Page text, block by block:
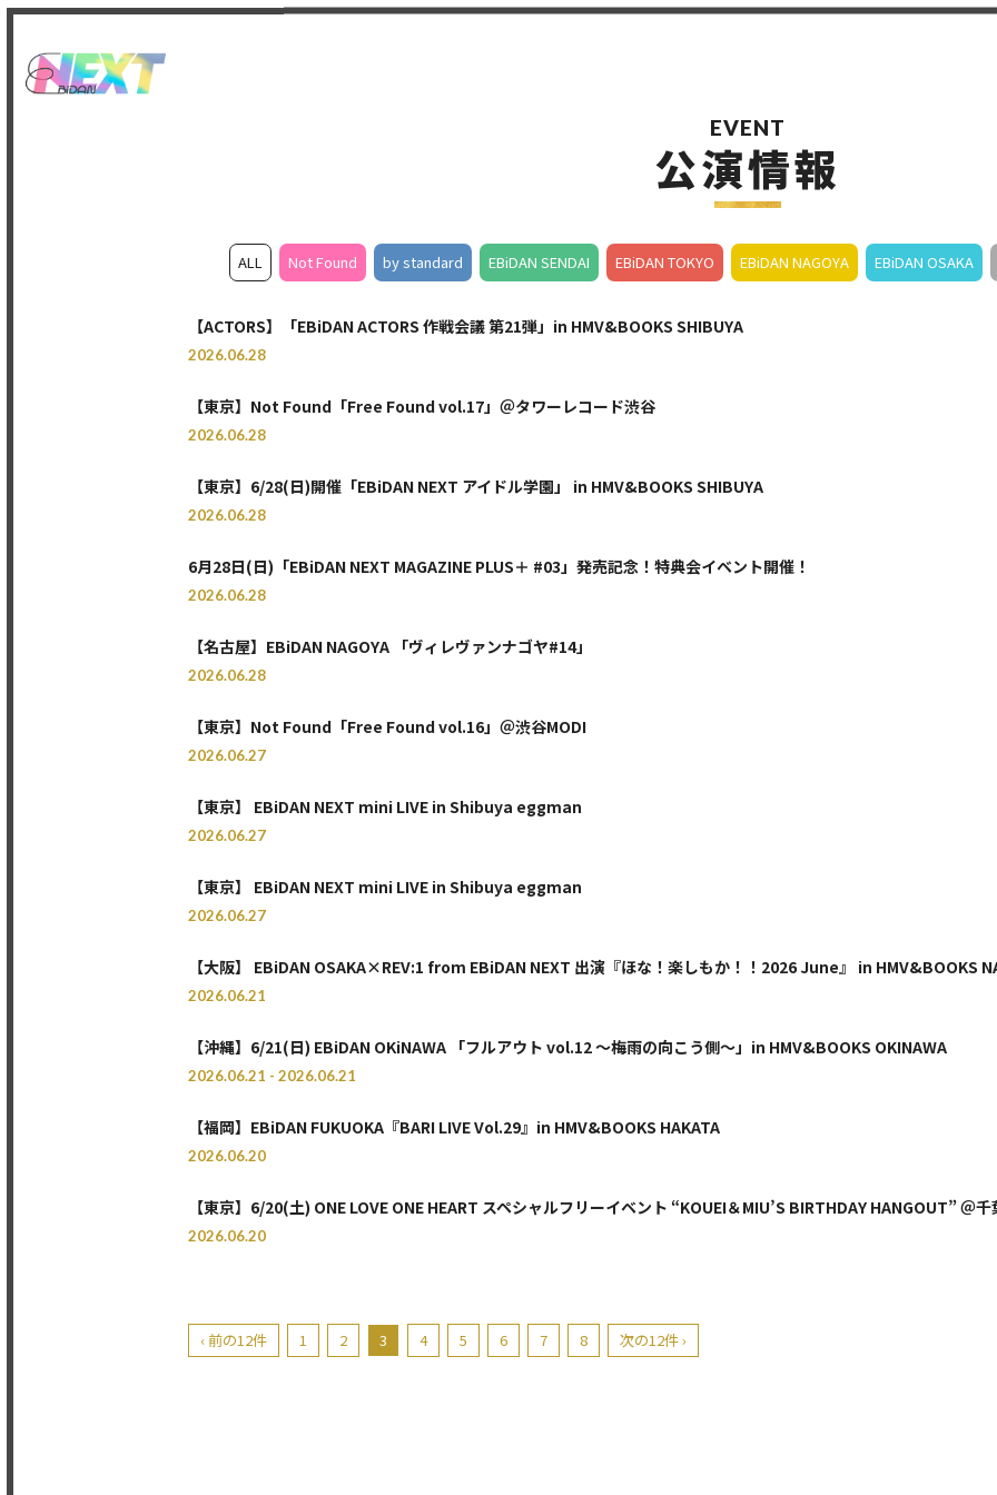
EVENT
公演情報
ALL Not Found by standard EBiDAN SENDAI EBiDAN TOKYO EBiDAN NAGOYA EBiDAN OSAKA
【ACTORS】「EBiDAN ACTORS 作戦会議 第21弾」in HMV&BOOKS SHIBUYA
2026.06.28
【東京】Not Found「Free Found vol.17」＠タワーレコード渋谷
2026.06.28
【東京】6/28(日)開催「EBiDAN NEXT アイドル学園」 in HMV&BOOKS SHIBUYA
2026.06.28
6月28日(日)「EBiDAN NEXT MAGAZINE PLUS＋ #03」発売記念！特典会イベント開催！
2026.06.28
【名古屋】EBiDAN NAGOYA 「ヴィレヴァンナゴヤ#14」
2026.06.28
【東京】Not Found「Free Found vol.16」＠渋谷MODI
2026.06.27
【東京】 EBiDAN NEXT mini LIVE in Shibuya eggman
2026.06.27
【東京】 EBiDAN NEXT mini LIVE in Shibuya eggman
2026.06.27
【大阪】 EBiDAN OSAKA×REV:1 from EBiDAN NEXT 出演『ほな！楽しもか！！2026 June』 in HMV&BOOKS
2026.06.21
【沖縄】6/21(日) EBiDAN OKiNAWA 「フルアウト vol.12 〜梅雨の向こう側〜」in HMV&BOOKS OKINAWA
2026.06.21 - 2026.06.21
​【福岡】EBiDAN FUKUOKA『BARI LIVE Vol.29』in HMV&BOOKS HAKATA
2026.06.20
【東京】6/20(土) ONE LOVE ONE HEART スペシャルフリーイベント “KOUEI＆MIU’S BIRTHDAY HANGOUT” ＠
2026.06.20
‹ 前の12件 1 2 3 4 5 6 7 8 次の12件 ›